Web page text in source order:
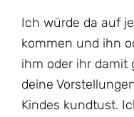
Ich würde da auf
kommen und ihn
ihm oder ihr damit
deine
Kindes kundtust.